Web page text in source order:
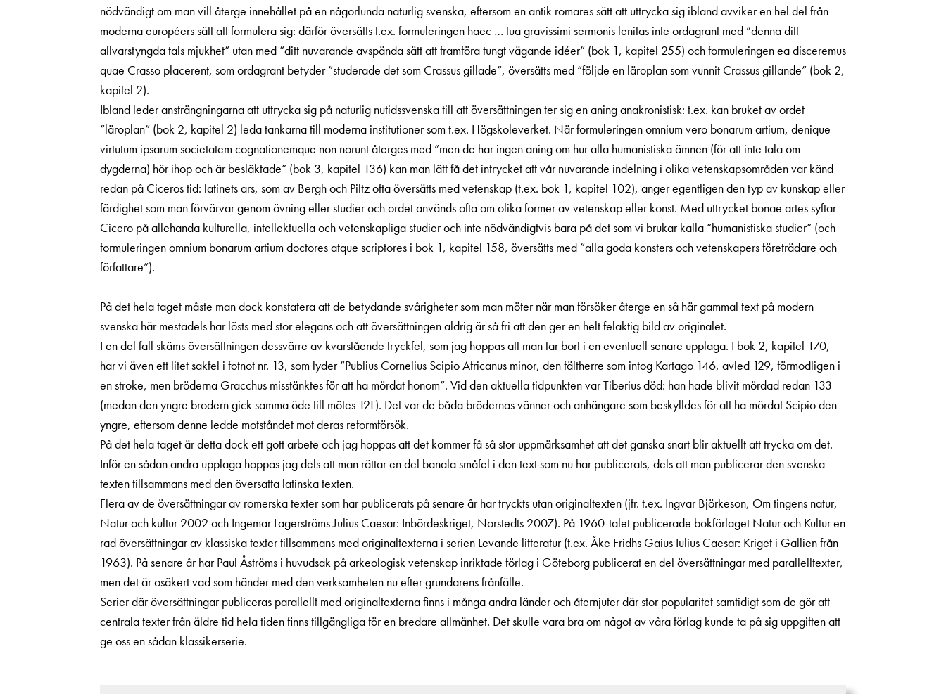
nödvändigt om man vill återge innehållet på en någorlunda naturlig svenska, eftersom en antik romares sätt att uttrycka sig ibland avviker en hel del från
moderna européers sätt att formulera sig: därför översätts t.ex. formuleringen haec … tua gravissimi sermonis lenitas inte ordagrant med ”denna ditt
allvarstyngda tals mjukhet” utan med ”ditt nuvarande avspända sätt att framföra tungt vägande idéer” (bok 1, kapitel 255) och formuleringen ea disceremus
quae Crasso placerent, som ordagrant betyder ”studerade det som Crassus gillade”, översätts med ”följde en läroplan som vunnit Crassus gillande” (bok 2,
kapitel 2).
Ibland leder ansträngningarna att uttrycka sig på naturlig nutidssvenska till att översättningen ter sig en aning anakronistisk: t.ex. kan bruket av ordet
”läroplan” (bok 2, kapitel 2) leda tankarna till moderna institutioner som t.ex. Högskoleverket. När formuleringen omnium vero bonarum artium, denique
virtutum ipsarum societatem cognationemque non norunt återges med ”men de har ingen aning om hur alla humanistiska ämnen (för att inte tala om
dygderna) hör ihop och är besläktade” (bok 3, kapitel 136) kan man lätt få det intrycket att vår nuvarande indelning i olika vetenskapsområden var känd
redan på Ciceros tid: latinets ars, som av Bergh och Piltz ofta översätts med vetenskap (t.ex. bok 1, kapitel 102), anger egentligen den typ av kunskap eller
färdighet som man förvärvar genom övning eller studier och ordet används ofta om olika former av vetenskap eller konst. Med uttrycket bonae artes syftar
Cicero på allehanda kulturella, intellektuella och vetenskapliga studier och inte nödvändigtvis bara på det som vi brukar kalla ”humanistiska studier” (och
formuleringen omnium bonarum artium doctores atque scriptores i bok 1, kapitel 158, översätts med ”alla goda konsters och vetenskapers företrädare och
författare”).
På det hela taget måste man dock konstatera att de betydande svårigheter som man möter när man försöker återge en så här gammal text på modern
svenska här ­mestadels har lösts med stor elegans och att översättningen aldrig är så fri att den ger en helt felaktig bild av originalet.
I en del fall skäms översättningen dessvärre av kvarstående tryckfel, som jag hoppas att man tar bort i en eventuell senare upplaga. I bok 2, kapitel 170,
har vi även ett litet sakfel i fotnot nr. 13, som lyder ”Publius Cornelius Scipio Africanus minor, den fältherre som intog Kartago 146, avled 129, förmodligen i
en stroke, men bröderna Gracchus misstänktes för att ha mördat honom”. Vid den aktuella tidpunkten var Tiberius död: han hade blivit mördad redan 133
(medan den yngre brodern gick samma öde till mötes 121). Det var de båda brödernas vänner och anhängare som beskylldes för att ha mördat Scipio den
yngre, eftersom denne ledde motståndet mot deras reformförsök.
På det hela taget är detta dock ett gott arbete och jag hoppas att det kommer få så stor uppmärksamhet att det ganska snart blir aktuellt att trycka om det.
Inför en sådan andra upplaga hoppas jag dels att man rättar en del banala småfel i den text som nu har publicerats, dels att man publicerar den svenska
texten tillsammans med den översatta latinska texten.
Flera av de översättningar av romerska texter som har publicerats på senare år har tryckts utan originaltexten (jfr. t.ex. Ingvar Björkeson, Om tingens natur,
Natur och kultur 2002 och Ingemar Lagerströms Julius Caesar: Inbördeskriget, Norstedts 2007). På 1960-talet publicerade bokförlaget Natur och Kultur en
rad översättningar av klassiska texter tillsammans med originaltexterna i serien Levande litteratur (t.ex. Åke Fridhs Gaius Iulius Caesar: Kriget i Gallien från
1963). På senare år har Paul Åströms i huvudsak på arkeologisk vetenskap inriktade förlag i Göteborg publicerat en del översättningar med parallelltexter,
men det är osäkert vad som händer med den verksamheten nu efter grundarens frånfälle.
Serier där översättningar publiceras parallellt med originaltexterna finns i ­många andra länder och åternjuter där stor popularitet samtidigt som de gör att
centrala texter från äldre tid hela tiden finns tillgängliga för en bredare allmänhet. Det skulle vara bra om något av våra förlag kunde ta på sig uppgiften att
ge oss en sådan ­klassikerserie.